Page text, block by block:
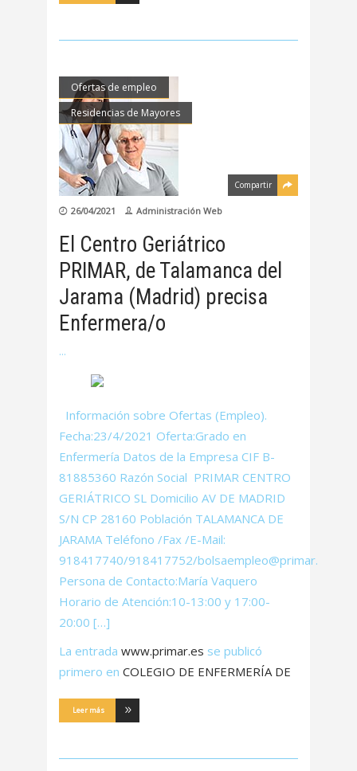
Ofertas de empleo
Residencias de Mayores
Compartir
26/04/2021 Administración Web
El Centro Geriátrico
PRIMAR, de Talamanca del
Jarama (Madrid) precisa
Enfermera/o
Información sobre Ofertas (Empleo).
Fecha:23/4/2021 Oferta:Grado en
Enfermería Datos de la Empresa CIF B-
81885360 Razón Social PRIMAR CENTRO
GERIÁTRICO SL Domicilio AV DE MADRID
S/N CP 28160 Población TALAMANCA DE
JARAMA Teléfono /Fax /E-Mail:
918417740/918417752/bolsaempleo@primar.es
Persona de Contacto:María Vaquero
Horario de Atención:10-13:00 y 17:00-
20:00 […]
La entrada www.primar.es se publicó
primero en COLEGIO DE ENFERMERÍA DE
Leer más